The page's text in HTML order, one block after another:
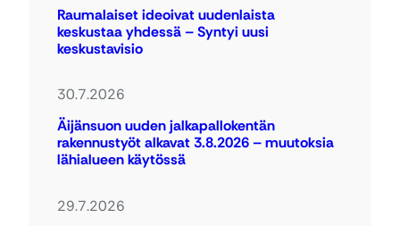
Raumalaiset ideoivat uudenlaista
keskustaa yhdessä – Syntyi uusi
keskustavisio
30.7.2026
Äijänsuon uuden jalkapallokentän
rakennustyöt alkavat 3.8.2026 – muutoksia
lähialueen käytössä
29.7.2026